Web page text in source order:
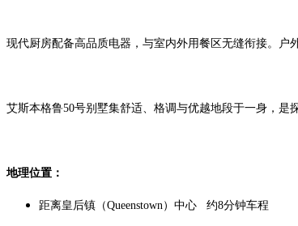
现代厨房配备高品质电器，与室内外用餐区无缝衔接。户
艾斯本格鲁50号别墅集舒适、格调与优越地段于一身，是
地理位置：
距离皇后镇（Queenstown）中心 约8分钟车程